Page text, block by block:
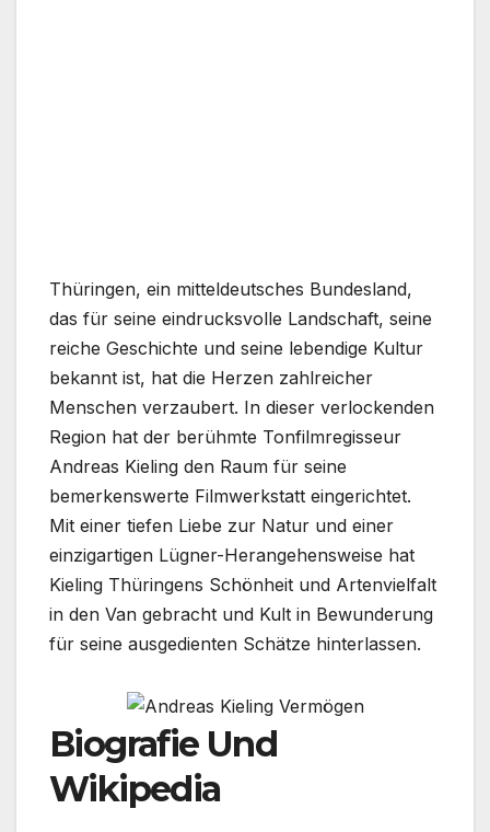
Thüringen, ein mitteldeutsches Bundesland,
das für seine eindrucksvolle Landschaft, seine
reiche Geschichte und seine lebendige Kultur
bekannt ist, hat die Herzen zahlreicher
Menschen verzaubert. In dieser verlockenden
Region hat der berühmte Tonfilmregisseur
Andreas Kieling den Raum für seine
bemerkenswerte Filmwerkstatt eingerichtet.
Mit einer tiefen Liebe zur Natur und einer
einzigartigen Lügner-Herangehensweise hat
Kieling Thüringens Schönheit und Artenvielfalt
in den Van gebracht und Kult in Bewunderung
für seine ausgedienten Schätze hinterlassen.
Biografie Und
Wikipedia